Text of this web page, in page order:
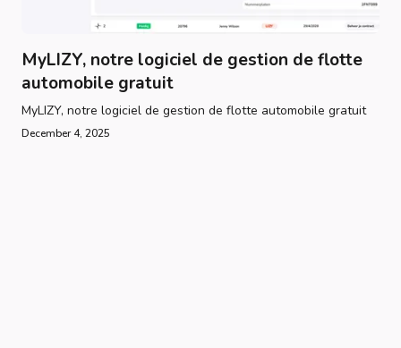
MyLIZY, notre logiciel de gestion de flotte
automobile gratuit
MyLIZY, notre logiciel de gestion de flotte automobile gratuit
December 4, 2025